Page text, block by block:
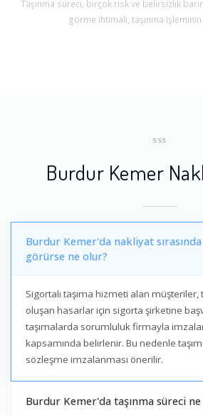
Taşınma süreci, birçok risk ve belirsizlik
görme ihtimali, taşınma
SSS
Burdur Kemer
Burdur Kemer'da nakliyat
görürse ne olur?
Sigortalı taşıma hizmeti alan müşteriler,
oluşan hasarlar için sigorta şirketine
taşımalarda sorumluluk firmayla
kapsamında belirlenir. Bu nedenle
sözleşme imzalanması önerilir.
Burdur Kemer'da taşınma süreci